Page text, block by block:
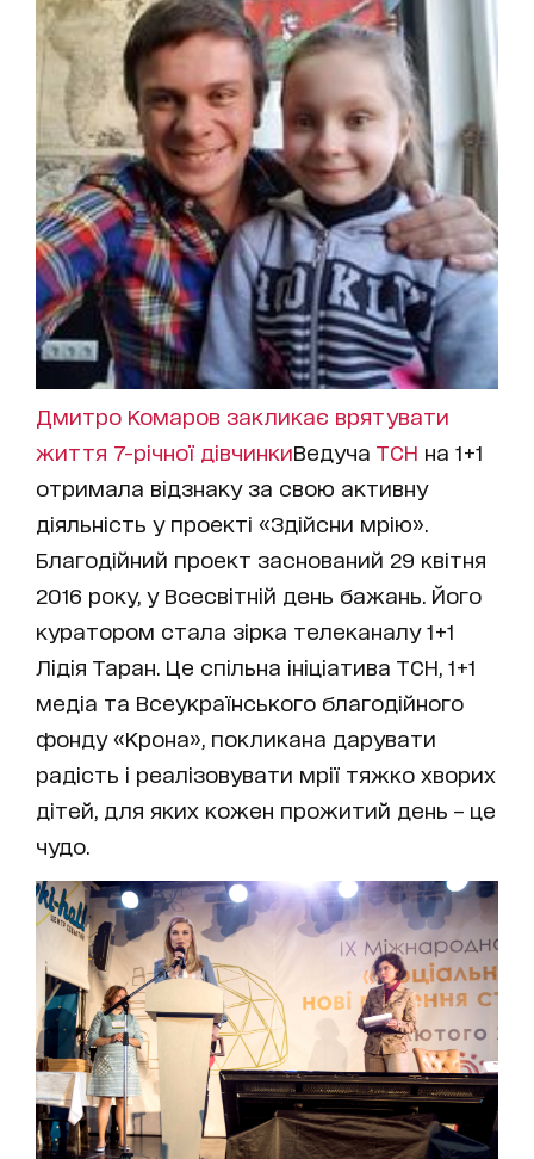
Дмитро Комаров закликає врятувати
життя 7-річної дівчинкиВедуча ТСН на 1+1
отримала відзнаку за свою активну
діяльність у проекті «Здійсни мрію».
Благодійний проект заснований 29 квітня
2016 року, у Всесвітній день бажань. Його
куратором стала зірка телеканалу 1+1
Лідія Таран. Це спільна ініціатива ТСН, 1+1
медіа та Всеукраїнського благодійного
фонду «Крона», покликана дарувати
радість і реалізовувати мрії тяжко хворих
дітей, для яких кожен прожитий день – це
чудо.